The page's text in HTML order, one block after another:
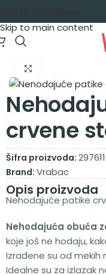
Skip to main content
crvene
Šifra proizvoda:
Brand: Vrabac
Opis proizvoda
Nehodajuće patike
Nehodajuća obuća
koje još ne hodaju,
Izrađene su od
Idealne su za izlazak